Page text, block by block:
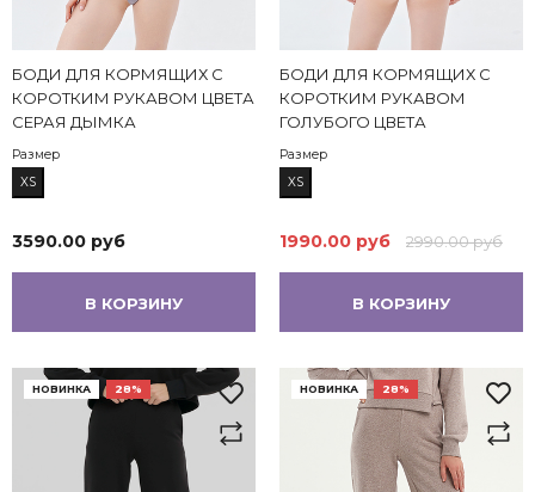
БОДИ ДЛЯ КОРМЯЩИХ С
КОРОТКИМ РУКАВОМ ЦВЕТА
СЕРАЯ ДЫМКА
Размер
XS
3590.00 руб
В КОРЗИНУ
БОДИ ДЛЯ КОРМЯЩИХ С
КОРОТКИМ РУКАВОМ
ГОЛУБОГО ЦВЕТА
Размер
XS
1990.00 руб 2990.00 руб
В КОРЗИНУ
НОВИНКА 28% НОВИНКА 28%